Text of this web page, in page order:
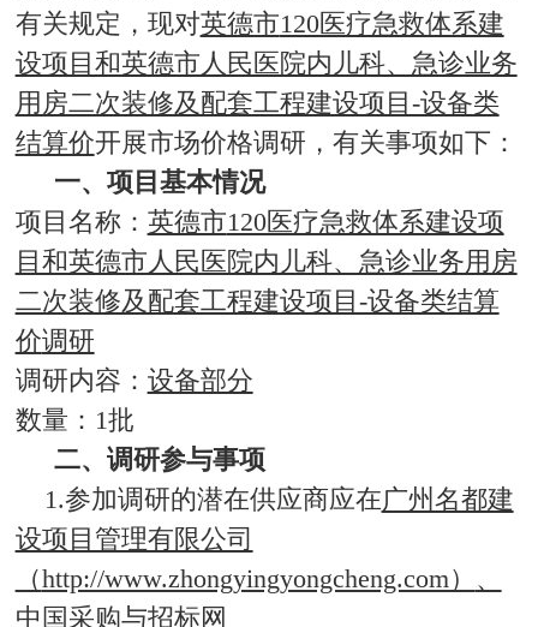
有关规定，现对英德市120医疗急救体系建
设项目和英德市人民医院内儿科、急诊业务
用房二次装修及配套工程建设项目-设备类
结算价开展市场价格调研，有关事项如下：
一、项目基本情况
项目名称： 英德市120医疗急救体系建设项
目和英德市人民医院内儿科、急诊业务用房
二次装修及配套工程建设项目-设备类结算
价调研
调研内容： 设备部分
数量： 1批
二、 调研参与事项
1.参加调研的潜在供应商应在广州名都建
设项目管理有限公司
（http://www.zhongyingyongcheng.com） 、
中国采购与招标网